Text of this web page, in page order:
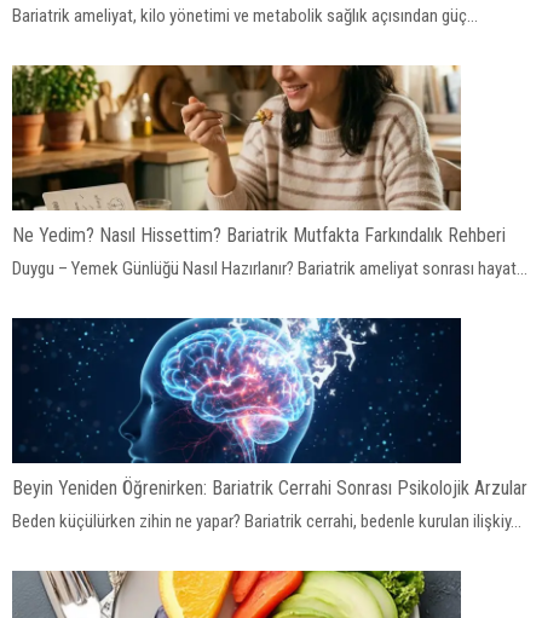
Bariatrik ameliyat, kilo yönetimi ve metabolik sağlık açısından güç...
Ne Yedim? Nasıl Hissettim? Bariatrik Mutfakta Farkındalık Rehberi
Duygu – Yemek Günlüğü Nasıl Hazırlanır? Bariatrik ameliyat sonrası hayat...
Beyin Yeniden Öğrenirken: Bariatrik Cerrahi Sonrası Psikolojik Arzular
Beden küçülürken zihin ne yapar? Bariatrik cerrahi, bedenle kurulan ilişkiy...